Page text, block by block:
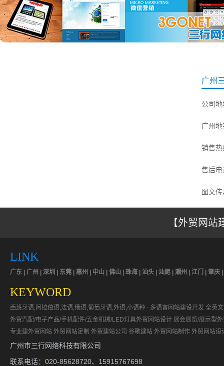
广州
公司
广州
销售
售后
图文
【外贸网
LINK
广东 | 广州 | 深圳 | 东莞 | 惠州 | 中山 | 佛山 | 珠海 | 汕头 | 汕尾 | 潮州 | 江门 | 肇庆
KEYWORD
西班牙语,阿拉伯语,法语,俄语,葡萄牙语,外语,小语种 - 多语言网站建设开发 全英
外贸汽配/电子产品/手机配件/五金机械/LED灯具外贸网站设计 展会展览/展示型
专业建外贸网站 外贸网站定制 外贸建站公司 谷歌建站 外贸网站制作 外贸网站设
广州市三行网络科技有限公司
联系电话：020-85628720、15915767698